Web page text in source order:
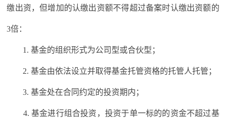
缴出资，但增加的认缴出资额不得超过备案时认缴出资额的
3倍：
1. 基金的组织形式为公司型或合伙型；
2. 基金由依法设立并取得基金托管资格的托管人托管；
3. 基金处在合同约定的投资期内；
4. 基金进行组合投资，投资于单一标的的资金不超过基